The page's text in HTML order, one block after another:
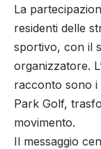
La
residenti delle
sportivo, con il
organizzatore.
racconto sono i
Park Golf,
movimento.
Il messaggio